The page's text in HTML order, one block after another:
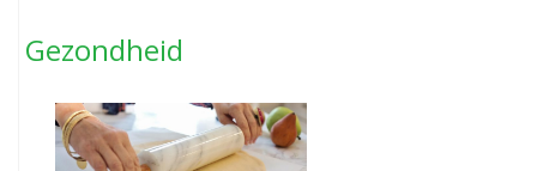
Gezondheid